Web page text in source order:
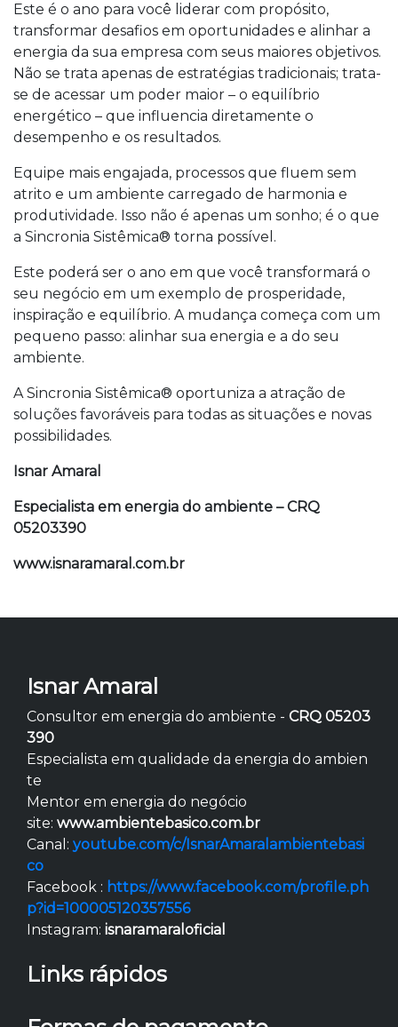
Este é o ano para você liderar com propósito,
transformar desafios em oportunidades e alinhar a
energia da sua empresa com seus maiores objetivos.
Não se trata apenas de estratégias tradicionais; trata-
se de acessar um poder maior – o equilíbrio
energético – que influencia diretamente o
desempenho e os resultados.
Equipe mais engajada, processos que fluem sem
atrito e um ambiente carregado de harmonia e
produtividade. Isso não é apenas um sonho; é o que
a Sincronia Sistêmica® torna possível.
Este poderá ser o ano em que você transformará o
seu negócio em um exemplo de prosperidade,
inspiração e equilíbrio. A mudança começa com um
pequeno passo: alinhar sua energia e a do seu
ambiente.
A Sincronia Sistêmica® oportuniza a atração de
soluções favoráveis para todas as situações e novas
possibilidades.
Isnar Amaral
Especialista em energia do ambiente – CRQ
05203390
www.isnaramaral.com.br
Isnar Amaral
Consultor em energia do ambiente - CRQ 05203
390
Especialista em qualidade da energia do ambien
te
Mentor em energia do negócio
site: www.ambientebasico.com.br
Canal: youtube.com/c/IsnarAmaralambientebasi
co
Facebook : https://www.facebook.com/profile.ph
p?id=100005120357556
Instagram: isnaramaraloficial
Links rápidos